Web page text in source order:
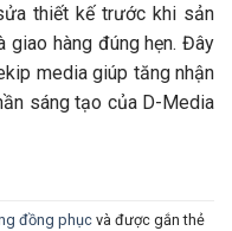
thiết kế trước khi sản
giao hàng đúng hẹn. Đây
media giúp tăng nhận
sáng tạo của D-Media
đồng phụcvà được gắn thẻ